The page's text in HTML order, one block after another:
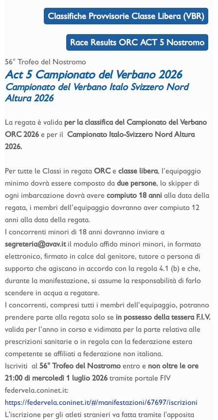
Classifiche Provvisorie Classe Libera (VBR)
Race Results ORC ACT 5 Nostromo
56° Trofeo del Nostromo
Act 5 Campionato del Verbano 2026
Campionato del Verbano Italo Svizzero Nord
Altura 2026
La regata è valida per la classifica del Campionato del Verbano
ORC 2026 e per il Campionato Italo-Svizzero Nord Altura
2026.
Per tutte le Classi in regata ORCe classe libera, l’equipaggio
minimo dovrà essere composto da due persone, lo skipper di
ogni imbarcazione dovrà avere compiuto 18 anni alla data della
regata, i membri dell’equipaggio dovranno aver compiuto 12
anni alla data della regata.
I concorrenti minori di 18 anni dovranno inviare a
segreteria@avav.itil modulo affido minori minori, in formato
elettronico, firmato in calce dal genitore, tutore o persona di
supporto che agiscano in accordo con la regola 4.1 (b) e che,
durante la manifestazione, si assume la responsabilità di farlo
scendere in acqua a regatare.
I concorrenti, compresi tutti i membri dell’equipaggio, potranno
prendere parte alla regata solo se in possesso della tessera F.I.V.
valida per l’anno in corso e vidimata per la parte relativa alle
prescrizioni sanitarie o in regola con la federazione estera
competente se affiliati a federazione non italiana.
Iscriviti al 56° Trofeo del Nostromo entro e non oltre le ore
21:00 di mercoledì 1 luglio 2026 tramite portale FIV
federvela.coninet.it:
https://federvela.coninet.it/#/manifestazioni/67697/iscrizioni
L'iscrizione per gli atleti stranieri va fatta tramite l'apposita